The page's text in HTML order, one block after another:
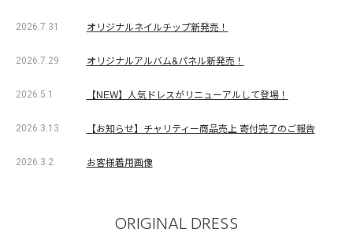
2026.7.31 オリジナルネイルチップ新発売！
2026.7.29 オリジナルアルバム&パネル新発売！
2026.5.1 【NEW】人気ドレスがリニューアルして登場！
2026.3.13 【お知らせ】チャリティー商品売上 寄付完了のご報告
2026.3.2 お客様着用画像
ORIGINAL DRESS